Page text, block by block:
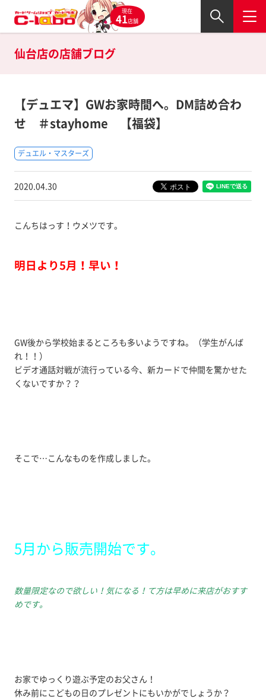
現在
41店舗
仙台店の店舗ブログ
【デュエマ】GWお家時間へ。DM詰め合わ
せ ＃stayhome 【福袋】
デュエル・マスターズ
2020.04.30
こんちはっす！ウメツです。
明日より5月！早い！
GW後から学校始まるところも多いようですね。（学生がんば
れ！！）
ビデオ通話対戦が流行っている今、新カードで仲間を驚かせた
くないですか？？
そこで…こんなものを作成しました。
5月から販売開始です。
数量限定なので欲しい！気になる！て方は早めに来店がおすす
めです。
お家でゆっくり遊ぶ予定のお父さん！
休み前にこどもの日のプレゼントにもいかがでしょうか？